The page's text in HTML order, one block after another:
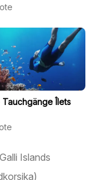
Tauchgänge Îlets
Islands